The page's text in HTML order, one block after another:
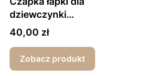
dziewczynki
wiosna/jesień
Cena
40,00 zł
Zobacz produkt